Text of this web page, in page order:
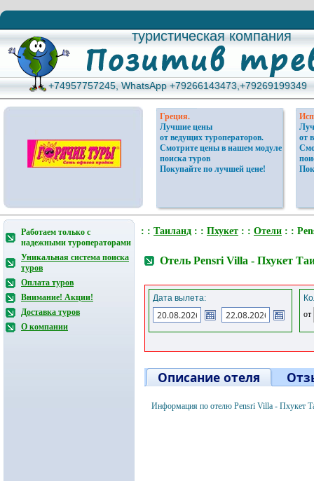
туристическая компания
туристическая компания
+74957757245, WhatsApp +79266143473,+79269199349
+74957757245, WhatsApp +79266143473,+79269199349
Греция.
Лучшие цены
от ведущих туроператоров.
Смотрите цены в нашем модуле
поиска туров
Покупайте по лучшей цене!
от
Работаем только с
надежными туроператорами
Уникальная система поиска
туров
Оплата туров
Внимание! Акции!
Доставка туров
О компании
: : Таиланд : : Пхукет : : Отели : :
Отель Pensri Villa - Пхукет
Дата вылета:
от
Описание отеля
Информация по отелю Pensri Villa - Пхукет